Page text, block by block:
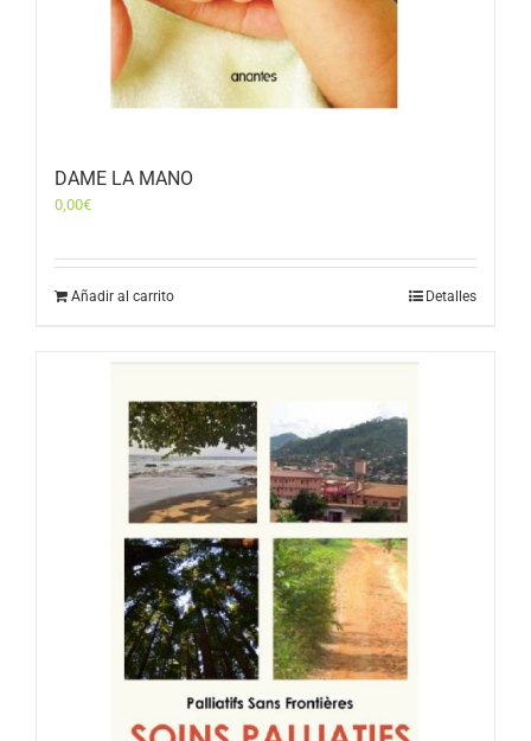
DAME LA MANO
0,00€
Añadir al carrito Detalles